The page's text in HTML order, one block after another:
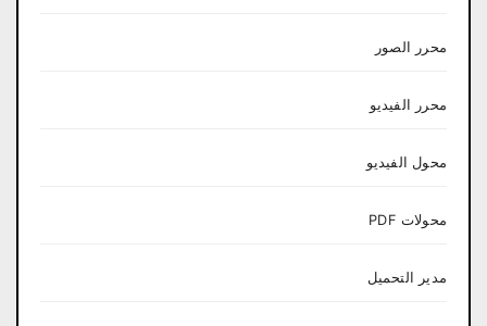
محرر الصور
محرر الفيديو
محول الفيديو
محولات PDF
مدير التحميل